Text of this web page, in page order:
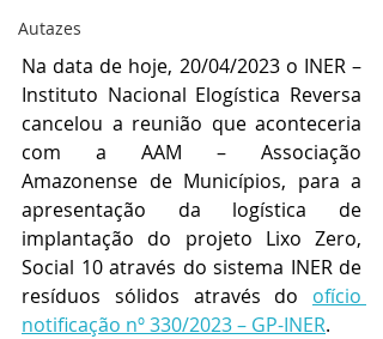
Autazes
Na data de hoje, 20/04/2023 o INER –
Instituto Nacional Elogística Reversa
cancelou a reunião que aconteceria
com a AAM – Associação
Amazonense de Municípios, para a
apresentação da logística de
implantação do projeto Lixo Zero,
Social 10 através do sistema INER de
resíduos sólidos através do ofício
notificação nº 330/2023 – GP-INER.